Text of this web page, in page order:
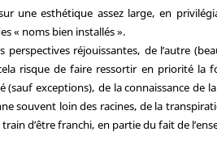
une esthétique assez large, en
« noms bien installés ».
perspectives réjouissantes, de l’autre
risque de faire ressortir en priorité la
exceptions), de la connaissance de
souvent loin des racines, de la
train d’être franchi, en partie du fait de